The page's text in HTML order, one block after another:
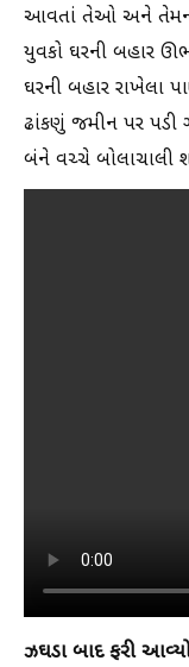
આવતાં તેઓ અને તેમના
યુવકો ઘરની બહાર
ઘરની બહાર રાખેલા
ઢાંકણું જમીન પર
બંને વચ્ચે બોલાચાલી
ઝઘડા બાદ ફરી